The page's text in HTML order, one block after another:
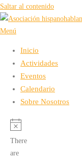
Saltar al contenido
Menú
Inicio
Actividades
Eventos
Calendario
Sobre Nosotros
There
are